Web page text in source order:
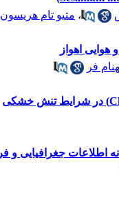
، متیو تام هریسون
فر